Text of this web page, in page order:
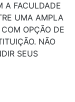
A FACULDADE
UMA AMPLA
OPÇÃO DE
NÃO
SEUS